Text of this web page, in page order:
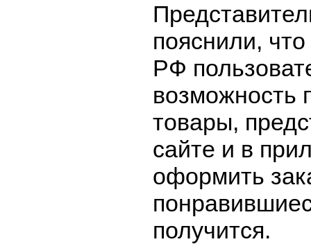
пояснили,
РФ
возможность
товары,
сайте и в
оформить
получится.